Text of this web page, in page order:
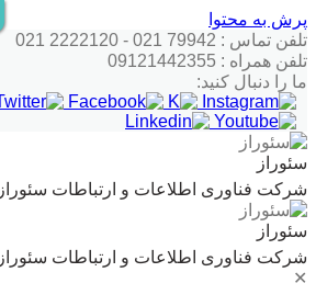
پرش به محتوا
تلفن تماس : 79942 021 - 2222120 021
تلفن همراه : 09121442355
ما را دنبال کنید:
سئوراز
شرکت فناوری اطلاعات و ارتباطات سئوراز
سئوراز
شرکت فناوری اطلاعات و ارتباطات سئوراز
✕